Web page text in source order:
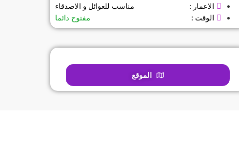
الاعمار :
مناسب للعوائل و الاصدقاء
الوقت :
مفتوح دائما
الموقع